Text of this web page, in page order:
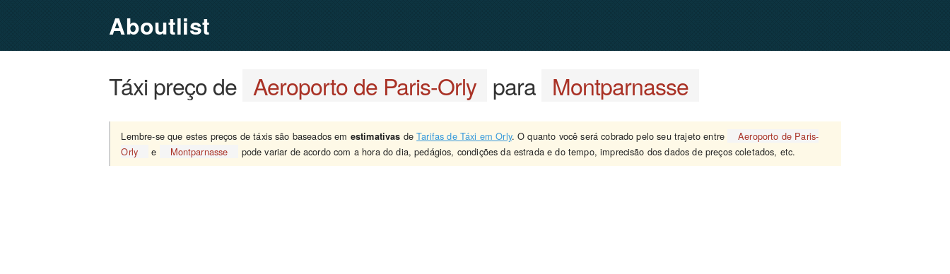
Aboutlist
Táxi preço de Aeroporto de Paris-Orly para Montparnasse
Lembre-se que estes preços de táxis são baseados em estimativas deTarifas de Táxi em Orly. O quanto você será cobrado pelo seu trajeto entre
Aeroporto de Paris-
Orly
e Montparnasse pode variar de acordo com a hora do dia, pedágios, condições da estrada e do tempo, imprecisão dos dados de preços coletados, etc.